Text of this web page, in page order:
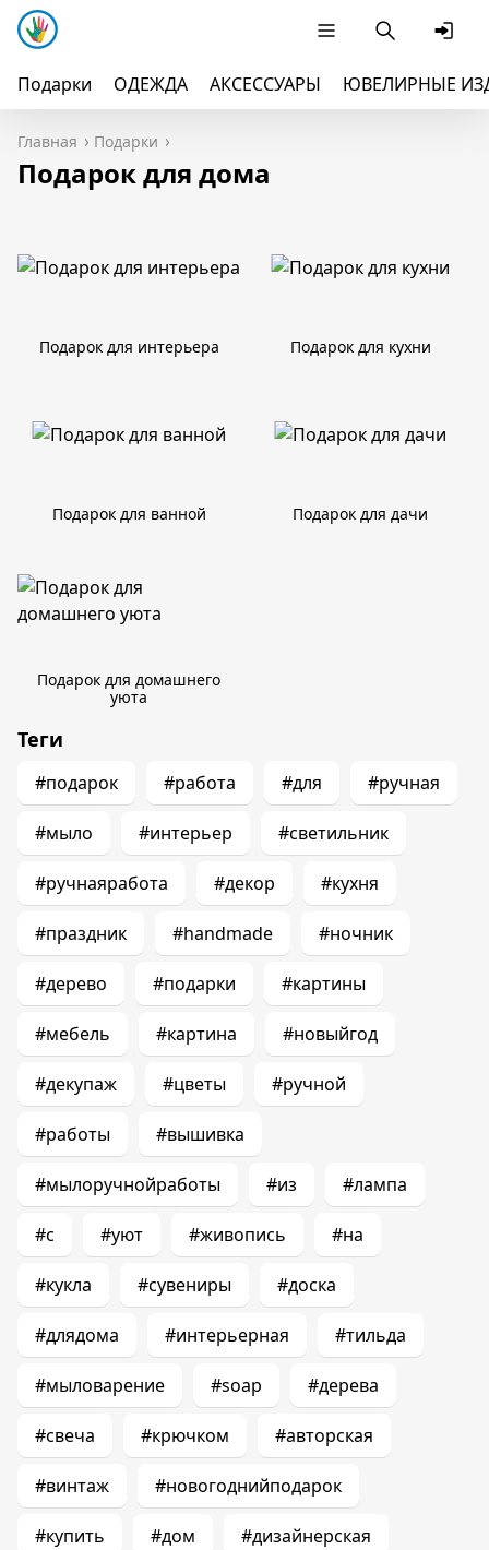
Подарки ОДЕЖДА АКСЕССУАРЫ ЮВЕЛИРНЫЕ
Главная Подарки
Подарок для дома
Подарок для интерьера Подарок для кухни
Подарок для ванной Подарок для дачи
Подарок для домашнего
уюта
Теги
#подарок #работа #для #ручная
#мыло #интерьер #светильник
#ручнаяработа #декор #кухня
#праздник #handmade #ночник
#дерево #подарки #картины
#мебель #картина #новыйгод
#декупаж #цветы #ручной
#работы #вышивка
#мылоручнойработы #из #лампа
#с #уют #живопись #на
#кукла #сувениры #доска
#длядома #интерьерная #тильда
#мыловарение #soap #дерева
#свеча #крючком #авторская
#винтаж #новогоднийподарок
#купить #дом #дизайнерская